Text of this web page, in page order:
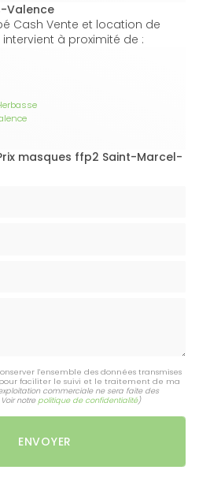
Valence
Cash Vente et location de
à proximité de :
masques ffp2 Saint-Marcel-
l'ensemble des données transmises
faciliter le suivi et le traitement de ma
commerciale ne sera faite des
notre politique de confidentialité)